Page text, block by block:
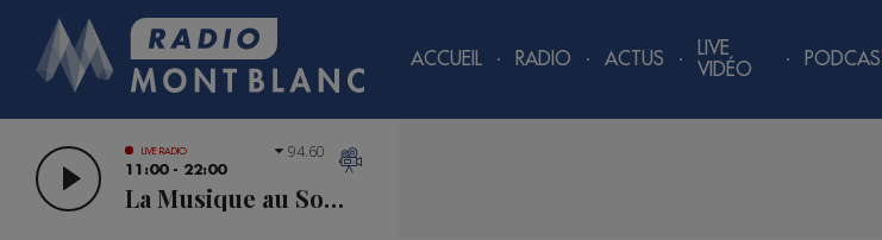
ACCUEIL RADIO ACTUS
LIVE
VIDÉO
LIVE RADIO
11:00 - 22:00
La Musique au Sommet
94.60